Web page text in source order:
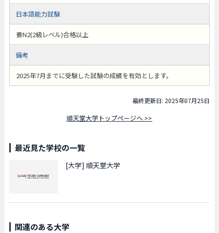
日本語能力試験
要N2(2級レベル)合格以上
備考
2025年7月までに受験した試験の成績を有効とします。
最終更新日: 2025年07月25日
順天堂大学トップページへ >>
最近見た学校の一覧
[大学] 順天堂大学
関連のある大学